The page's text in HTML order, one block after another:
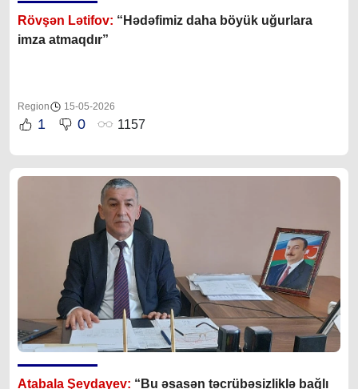
Rövşən Lətifov: “Hədəfimiz daha böyük uğurlara
imza atmaqdır”
Region 15-05-2026
1 0 1157
Atabala Şeydayev: “Bu əsasən təcrübəsizliklə bağlı